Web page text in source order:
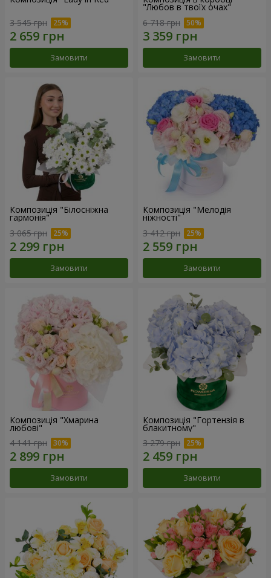
3 545 грн
Замовити
"Любов в твоїх очах"
6 718 грн
Замовити
Композиція "Білосніжна
гармонія"
3 065 грн
Замовити
Композиція "Мелодія
ніжності"
3 412 грн
Замовити
Композиція "Хмарина
любові"
4 141 грн
Замовити
Композиція "Гортензія в
блакитному"
3 279 грн
Замовити